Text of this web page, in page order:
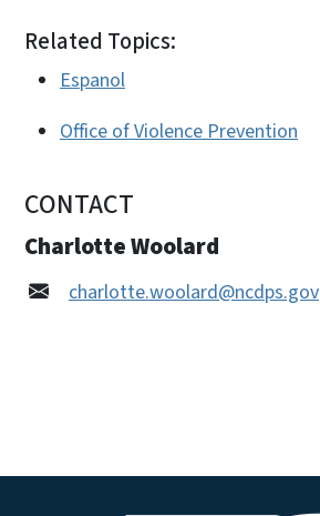
Related Topics:
Espanol
Office of Violence Prevention
CONTACT
Charlotte Woolard
charlotte.woolard@ncdps.gov